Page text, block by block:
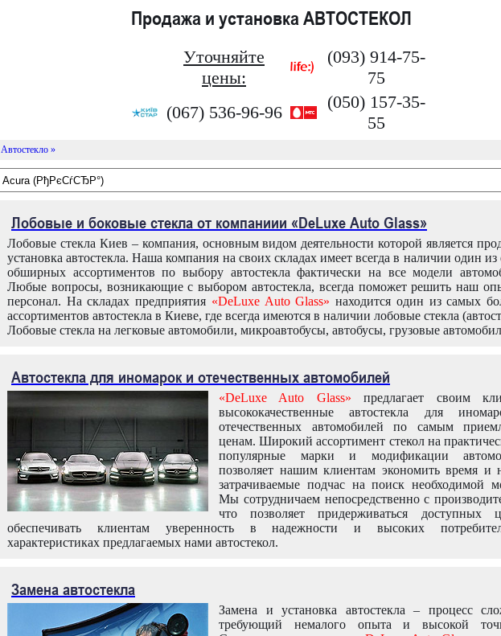
Продажа и установка АВТОСТЕКОЛ
Уточняйте
цены:
(093) 914-75-
75
(067) 536-96-96
(050) 157-35-
55
Автостекло »
Лобовые и боковые стекла от компаниии «DeLuxe Auto Glass»
Лобовые стекла Киев – компания, основным видом деятельности которой является
установка автостекла. Наша компания на своих складах имеет всегда в наличии один
обширных ассортиментов по выбору автостекла фактически на все модели
Любые вопросы, возникающие с выбором автостекла, всегда поможет решить наш
персонал. На складах предприятия «DeLuxe Auto Glass» находится один из самых
ассортиментов автостекла в Киеве, где всегда имеются в наличии лобовые стекла
Лобовые стекла на легковые автомобили, микроавтобусы, автобусы, грузовые
Автостекла для иномарок и отечественных автомобилей
«DeLuxe Auto Glass» предлагает своим
высококачественные автостекла для
отечественных автомобилей по самым
ценам. Широкий ассортимент стекол на
популярные марки и модификации
позволяет нашим клиентам экономить время и
затрачиваемые подчас на поиск необходимой
Мы сотрудничаем непосредственно с
что позволяет придерживаться доступных
обеспечивать клиентам уверенность в надежности и высоких
характеристиках предлагаемых нами автостекол.
Замена автостекла
Замена и установка автостекла – процесс
требующий немалого опыта и высокой